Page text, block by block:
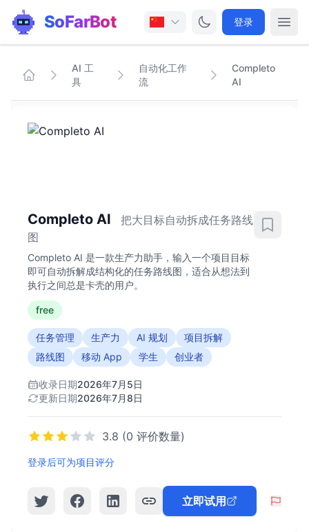
SoFarBot 登录
AI 工
具
自动化工作
流
Completo
AI
Completo AI
把大目标自动拆成任务路线
图
Completo AI 是一款生产力助手，输入一个项目目标
即可自动拆解成结构化的任务路线图，适合从想法到
执行之间总是卡壳的用户。
free
任务管理 生产力 AI 规划
项目拆解
路线图
移动 App 学生 创业者
收录日期2026年7月5日
更新日期2026年7月8日
3.8 (0 评价数量)
登录后可为项目评分
立即试用